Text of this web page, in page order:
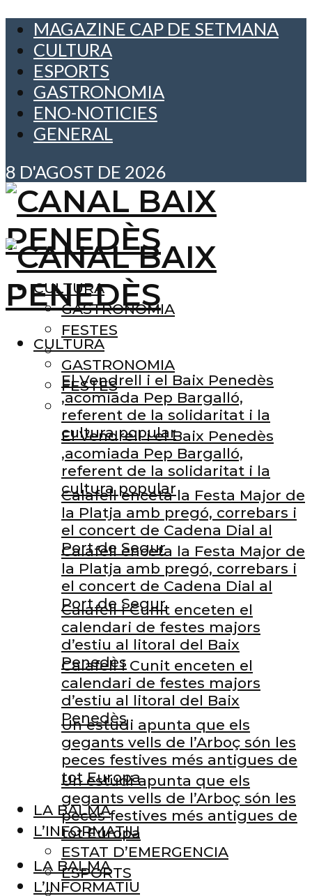
MAGAZINE CAP DE SETMANA
CULTURA
ESPORTS
GASTRONOMIA
ENO-NOTICIES
GENERAL
8 D'AGOST DE 2026
CULTURA
GASTRONOMIA
FESTES
El Vendrell i el Baix Penedès
,acomiada Pep Bargalló,
referent de la solidaritat i la
cultura popular
Calafell enceta la Festa Major de
la Platja amb pregó, correbars i
el concert de Cadena Dial al
Port de Segur
Calafell i Cunit enceten el
calendari de festes majors
d’estiu al litoral del Baix
Penedès
Un estudi apunta que els
gegants vells de l’Arboç són les
peces festives més antigues de
tot Europa
LA BALMA
L’INFORMATIU
ESTAT D’EMERGENCIA
ESPORTS
CULTURA
GASTRONOMIA
FESTES
El Vendrell i el Baix Penedès
,acomiada Pep Bargalló,
referent de la solidaritat i la
cultura popular
Calafell enceta la Festa Major de
la Platja amb pregó, correbars i
el concert de Cadena Dial al
Port de Segur
Calafell i Cunit enceten el
calendari de festes majors
d’estiu al litoral del Baix
Penedès
Un estudi apunta que els
gegants vells de l’Arboç són les
peces festives més antigues de
tot Europa
LA BALMA
L’INFORMATIU